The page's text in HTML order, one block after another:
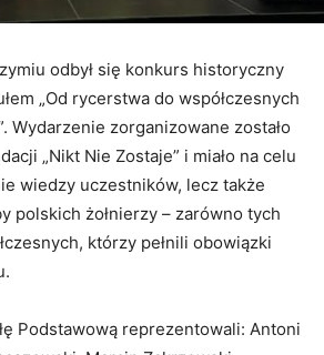
odbył się konkurs historyczny
„Od rycerstwa do współczesnych
Wydarzenie zorganizowane zostało
„Nikt Nie Zostaje” i miało na celu
wiedzy uczestników, lecz także
polskich żołnierzy – zarówno tych
którzy pełnili obowiązki
Podstawową reprezentowali: Antoni